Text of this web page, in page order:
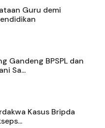
Guru demi
Gandeng BPSPL dan
Sa...
Kasus Bripda